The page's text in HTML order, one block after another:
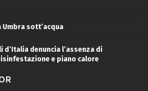
Umbra sott’acqua
d’Italia denuncia l’assenza di
e piano calore